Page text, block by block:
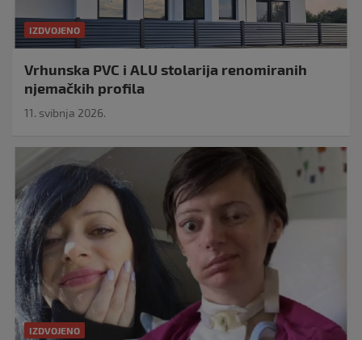
IZDVOJENO
Vrhunska PVC i ALU stolarija renomiranih
njemačkih profila
11. svibnja 2026.
IZDVOJENO